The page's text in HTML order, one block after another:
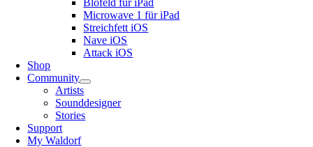
Blofeld für iPad
Microwave 1 für iPad
Streichfett iOS
Nave iOS
Attack iOS
Shop
Community
Artists
Sounddesigner
Stories
Support
My Waldorf